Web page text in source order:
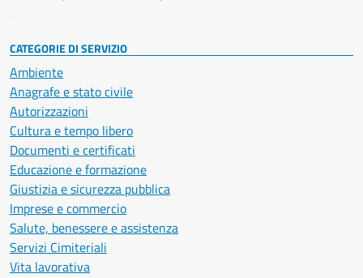
CATEGORIE DI SERVIZIO
Ambiente
Anagrafe e stato civile
Autorizzazioni
Cultura e tempo libero
Documenti e certificati
Educazione e formazione
Giustizia e sicurezza pubblica
Imprese e commercio
Salute, benessere e assistenza
Servizi Cimiteriali
Vita lavorativa